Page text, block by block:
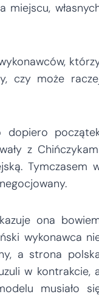
miejscu,
czy może
dopiero
z
Tymczasem
ona
wykonawca
a strona
w kontrakcie,
musiało